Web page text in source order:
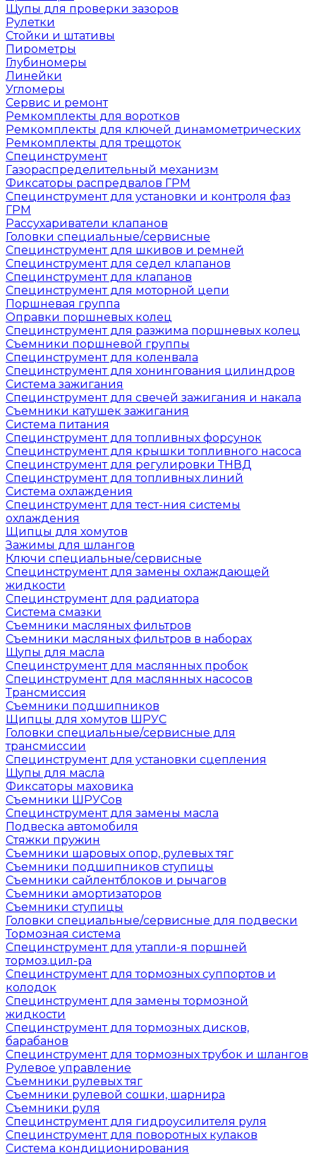
Щупы для проверки зазоров
Рулетки
Стойки и штативы
Пирометры
Глубиномеры
Линейки
Угломеры
Сервис и ремонт
Ремкомплекты для воротков
Ремкомплекты для ключей динамометрических
Ремкомплекты для трещоток
Специнструмент
Газораспределительный механизм
Фиксаторы распредвалов ГРМ
Специнструмент для установки и контроля фаз
ГРМ
Рассухариватели клапанов
Головки специальные/сервисные
Специнструмент для шкивов и ремней
Специнструмент для седел клапанов
Специнструмент для клапанов
Специнструмент для моторной цепи
Поршневая группа
Оправки поршневых колец
Специнструмент для разжима поршневых колец
Съемники поршневой группы
Специнструмент для коленвала
Специнструмент для хонингования цилиндров
Система зажигания
Специнструмент для свечей зажигания и накала
Съемники катушек зажигания
Система питания
Специнструмент для топливных форсунок
Специнструмент для крышки топливного насоса
Специнструмент для регулировки ТНВД
Специнструмент для топливных линий
Система охлаждения
Специнструмент для тест-ния системы
охлаждения
Щипцы для хомутов
Зажимы для шлангов
Ключи специальные/сервисные
Специнструмент для замены охлаждающей
жидкости
Специнструмент для радиатора
Система смазки
Съемники масляных фильтров
Съемники масляных фильтров в наборах
Щупы для масла
Специнструмент для маслянных пробок
Специнструмент для маслянных насосов
Трансмиссия
Съемники подшипников
Щипцы для хомутов ШРУС
Головки специальные/сервисные для
трансмиссии
Специнструмент для установки сцепления
Щупы для масла
Фиксаторы маховика
Съемники ШРУСов
Специнструмент для замены масла
Подвеска автомобиля
Стяжки пружин
Съемники шаровых опор, рулевых тяг
Съемники подшипников ступицы
Съемники сайлентблоков и рычагов
Съемники амортизаторов
Съемники ступицы
Головки специальные/сервисные для подвески
Тормозная система
Специнструмент для утапли-я поршней
тормоз.цил-ра
Специнструмент для тормозных суппортов и
колодок
Специнструмент для замены тормозной
жидкости
Специнструмент для тормозных дисков,
барабанов
Специнструмент для тормозных трубок и шлангов
Рулевое управление
Съемники рулевых тяг
Съемники рулевой сошки, шарнира
Съемники руля
Специнструмент для гидроусилителя руля
Специнструмент для поворотных кулаков
Система кондиционирования